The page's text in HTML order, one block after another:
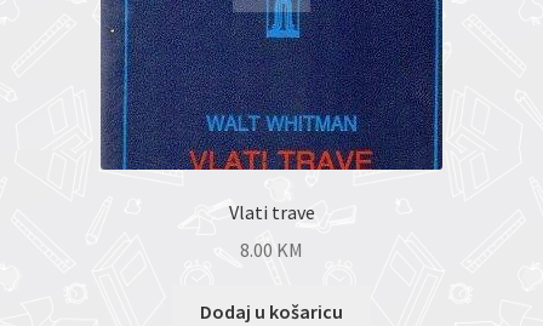
Vlati trave
8.00 KM
Dodaj u košaricu